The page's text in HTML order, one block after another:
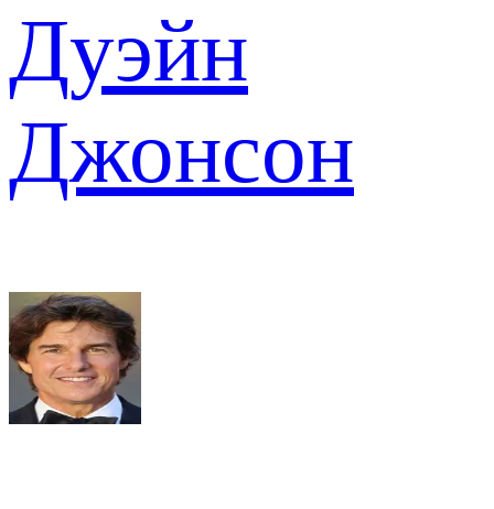
Дуэйн
Джонсон